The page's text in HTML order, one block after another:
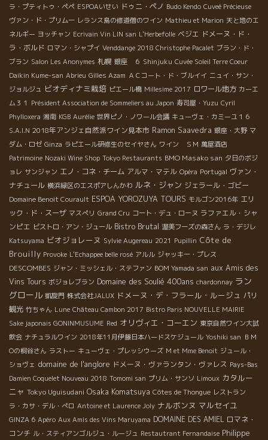
ラ・プティトゥ・ペペ ESPOAいせい ドゥニ・ペノ Budo Kendo Cuveé Précieuse
ヴァン・ド・プリムー レランス島の修道僧のワイン Mathieu et Marion 天と地のエ
ネルギー ヨッチャン Ecrivain Vin LIN san L'Herbefolle ベジエ ドメーヌ・ド・
ラ・ボルド ロマン・シャプイ Venddange 2018 Christophe Pacalet ブラン・ド・
ブラン Salon Les Anonymes 札幌 銀座 ６ Shinjuku Cuvée Soleil Terre Coeur
Daikin Kume-san Abrieu Gilles Azam ＡＣコート・ド・ブルイイ ニュイ・サン・
ジョルジュ ビオディナミ栽培 ピエール橋 Millesime 2017 ロワール地方 カーエ
ム３１ Président Association de Sommeliers au Japon 寿司屋・Yuzu Cyril
Phylloxera 湘南 KGB Aurélie 世界ピノ・ノワール会議 キューヴェ・カミーユ１６
S.A.I.N 2018年アンジェ自然派ワイン見本市 Ramon Saavedra 銀座・大野 マ
ダム・ロゼ Ginza ラピエール研修生のセイヤさん ワイン ＳＭ 萬屋酒店
Patrimoine Nozaki Wine Shop Tokyo Restaurants BMO Masako san 夕日のボジ
ョレ サンジャン エノ・コネ・チーム アルマ・マテル Opéra Portugal ヴァン・
ナチュール 横浜緑区のエスポアしんかわ ルネ・ジャン ジェラール・ゴビー
Domaine Benoit Courault ESPOA YOROZUYA TOURS モルゴン2016年 エリ
ック・ド・スーザ マスぺリ Grand Cru コート・デュ・ローヌ ラファエル・シャ
ンピエ ビストロ・アン・ジュール Bistro Brutal 渥美フーズの森さん ラ・デジレ
Katsuyama ビオジョレーヌ Sylvie Augereau 2021 Pupillin Côte de
Brouilly Provoke L'Echappee belle rosé アルル ジャッキー・プレス
DESCOMBES ジャン・ミッシェル・ステファン BOM Yamada san aux Amis des
Vins Tours ボジョレブラン Domaine des Soulié 400ans chardonnay ラン
グロール 凱旋門 株式会社JALUX ドメーヌ・デ・フラール・ルージュ パリ
観光 竹ちゃん Lune Château Cambon 2017 Bistro Paris NOUVELLE MAIRIE
Sake japonais GONINMUSUME Red オリヴィエ・コーエン 東京自然ワイン大試
飲会 ナチュラルワイン 2018年11月伊藤日本ハードスケジュール Yoshiki san ＢＭ
Оの桐谷さん ラストー キューヴェ・プレッシウーズ M et Mme Benoit ジュール・
ショヴェ domaine de l'anglore ドメーヌ・ヴァランタン・ヴァレス Pays-Bas
Damien Coquelet Nouveau 2018 Tomomi san プリム・サンソ Limoux カタルー
ニャ Tokyo Uguisudani Osaka Komatsuya Côtes de Thongue レストラン
ラ・カサ・デル・ぺロ Antoine et Laurence Joly ナルボンヌ マルセイユ
GINZA 6 Apéro Aux Amis des Vins Maruyama DOMAINE DES AMIEL ロマネ・
コンチ ル・スティアンゴルジュ・ルージュ Restautrant Fernandaise Philippe